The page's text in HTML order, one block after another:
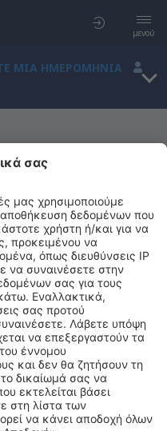
μενού
ΜΙΑ ΗΜΕΡΟΜΗΝΊΑ
υπάρχουν
αναζήτησή σας
διαφορετικά κριτήρια
νομίμου δικαιώματος.